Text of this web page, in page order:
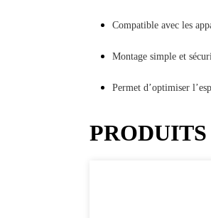
Compatible avec les
Montage simple et
Permet d’optimiser